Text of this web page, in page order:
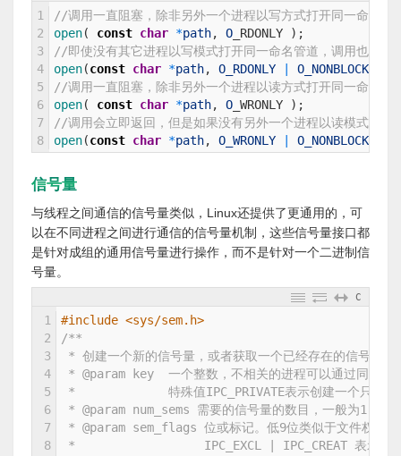
1
2
3
4
5
6
7
8
//调用一直阻塞，除非另外一个进程以写方式打开同一命名管
open( const char *path, O RDONLY ) ;
//即使没有其它进程以写模式打开同一命名管道，调用也会成
open(const char *path, O_RDONLY O_NONBLOCK
//调用一直阻塞，除非另外一个进程以读方式打开同一命名管
open( const char *path, O WRONLY ) ;
//调用会立即返回，但是如果没有另外一个进程以读模式打
open(const char *path, O_WRONLY O_NONBLOCK
信号量
与线程之间通信的信号量类似，Linux还提供了更通用的，可
以在不同进程之间进行通信的信号量机制，这些信号量接口都
是针对成组的通用信号量进行操作，而不是针对一个二进制信
号量。
C
1
2
3
4
5
6
7
8
#include <sys/sem.h>
/**
* 创建一个新的信号量，或者获取一个已经存在的信号量
* @param key  一个整数，不相关的进程可以通过同一
*             特殊值IPC_PRIVATE表示创建一个只有
* @param num_sems 需要的信号量的数目，一般为1
* @param sem_flags 位或标记。低9位类似于文件权限；
*                  IPC_EXCL | IPC_CREAT 表示确